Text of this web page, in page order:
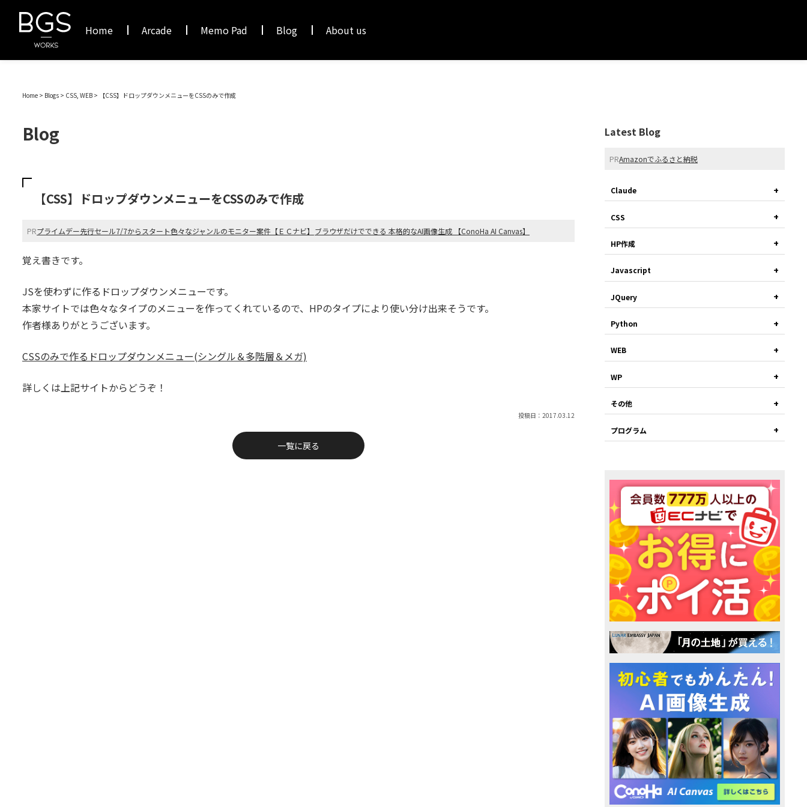
Home Arcade Memo Pad Blog About us
Home > Blogs > CSS, WEB > 【CSS】ドロップダウンメニューをCSSのみで作成
Blog
【CSS】ドロップダウンメニューをCSSのみで作成
PRプライムデー先行セール7/7からスタート色々なジャンルのモニター案件【ＥＣナビ】 ブラウザだけでできる 本格的なAI画像生成 【ConoHa AI Canvas】
覚え書きです。
JSを使わずに作るドロップダウンメニューです。
本家サイトでは色々なタイプのメニューを作ってくれているので、HPのタイプにより使い分け出来そうです。
作者様ありがとうございます。
CSSのみで作るドロップダウンメニュー(シングル＆多階層＆メガ)
詳しくは上記サイトからどうぞ！
投稿日：2017.03.12
一覧に戻る
Latest Blog
PRAmazonでふるさと納税
Claude
CSS
HP作成
Javascript
JQuery
Python
WEB
WP
その他
プログラム